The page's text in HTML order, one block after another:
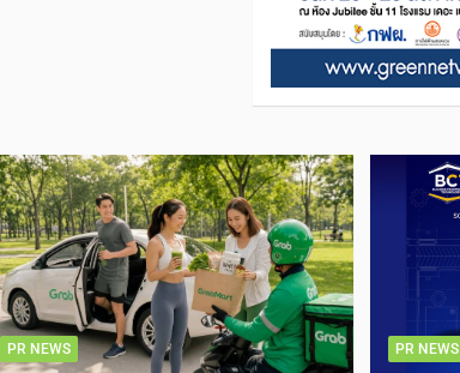
PR NEWS PR NEWS